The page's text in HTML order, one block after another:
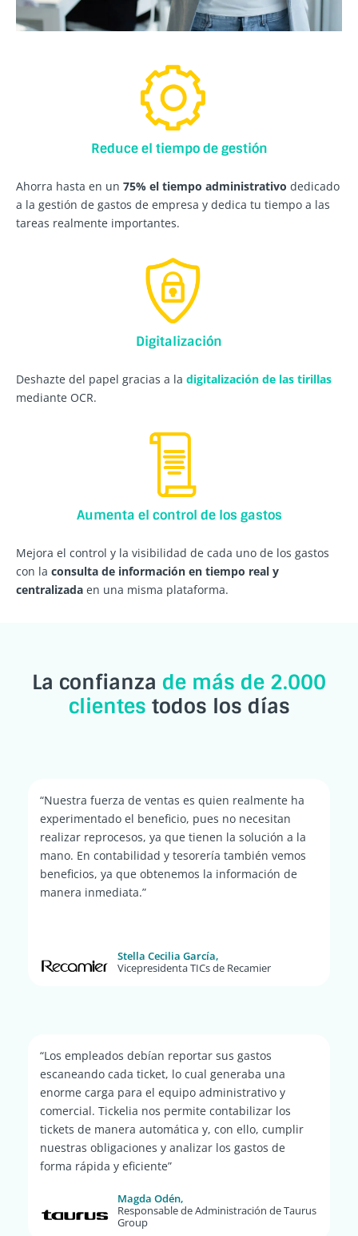
Reduce el tiempo de gestión
Ahorra hasta en un 75% el tiempo administrativo dedicado
a la gestión de gastos de empresa y dedica tu tiempo a las
tareas realmente importantes.
Digitalización
Deshazte del papel gracias a la digitalización de las tirillas
mediante OCR.
Aumenta el control de los gastos
Mejora el control y la visibilidad de cada uno de los gastos
con la consulta de información en tiempo real y
centralizada en una misma plataforma.
La confianza de más de 2.000
clientes todos los días
“Nuestra fuerza de ventas es quien realmente ha
experimentado el beneficio, pues no necesitan
realizar reprocesos, ya que tienen la solución a la
mano. En contabilidad y tesorería también vemos
beneficios, ya que obtenemos la información de
manera inmediata.”
Stella Cecilia García,
Vicepresidenta TICs de Recamier
“Los empleados debían reportar sus gastos
escaneando cada ticket, lo cual generaba una
enorme carga para el equipo administrativo y
comercial. Tickelia nos permite contabilizar los
tickets de manera automática y, con ello, cumplir
nuestras obligaciones y analizar los gastos de
forma rápida y eficiente”
Magda Odén,
Responsable de Administración de Taurus
Group